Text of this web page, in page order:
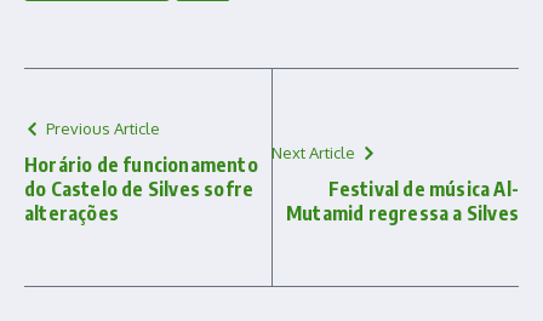
Previous Article
Horário de funcionamento
do Castelo de Silves sofre
alterações
Next Article
Festival de música Al-
Mutamid regressa a Silves